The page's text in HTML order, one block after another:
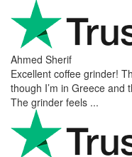
Ahmed Sherif
Excellent coffee grinder!
though I’m in Greece and
The grinder feels ...